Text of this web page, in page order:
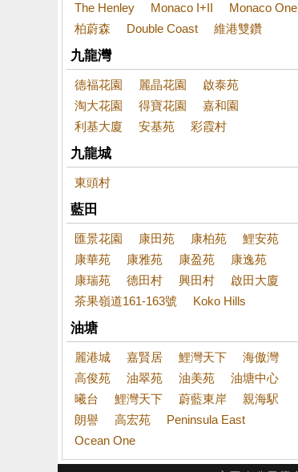
The Henley
Monaco I+II
Monaco One
柏蔚森
Double Coast 維港雙鑽
九龍灣
德福花園 麗晶花園
啟泰苑
淘大花園
得寶花園
嘉和園
利基大廈
安基苑 彩霞村
九龍城
東頭村
藍田
匯景花園 康田苑 康柏苑
鯉安苑
康華苑
康雅苑 康盈苑
康逸苑
康瑞苑
德田村 興田村
啟田大廈
茶果嶺道161-163號
Koko Hills
油塘
麗港城 嘉賢居 鯉灣天下
海傲灣
高俊苑
油翠苑 油美苑
油塘中心
曦台
鯉灣天下 蔚藍東岸
親海駅
朗譽
高宏苑
Peninsula East
Ocean One